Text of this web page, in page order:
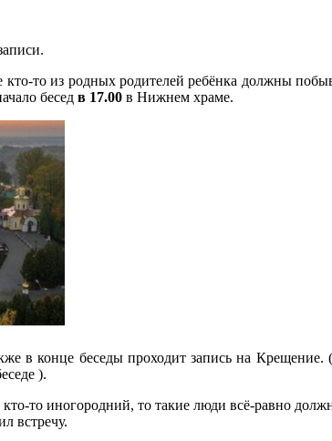
то из родных родителей ребёнка должны
бесед в 17.00 в Нижнем храме.
в конце беседы проходит запись на Крещение.
).
то иногородний, то такие люди всё-равно
встречу.